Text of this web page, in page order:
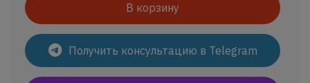
В корзину
Получить консультацию в Telegram